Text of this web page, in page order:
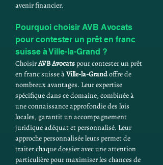
avenir financier.
Pourquoi choisir AVB Avocats
pour contester un prêt en franc
suisse à Ville-la-Grand ?
Choisir AVB Avocats pour contester un prêt
en franc suisse à Ville-la-Grand offre de
nombreux avantages. Leur expertise
spécifique dans ce domaine, combinée à
une connaissance approfondie des lois
locales, garantit un accompagnement
juridique adéquat et personnalisé. Leur
approche personnalisée leurs permet de
traiter chaque dossier avec une attention
particulière pour maximiser les chances de